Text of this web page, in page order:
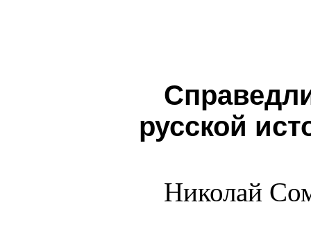
русской
Николай